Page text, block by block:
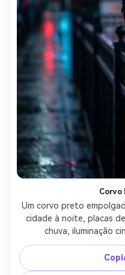
Corvo
Um corvo preto
cidade à noite, placas
chuva, iluminação
profundidade de campo
em Sony A7S III com
destaques brilhantes,